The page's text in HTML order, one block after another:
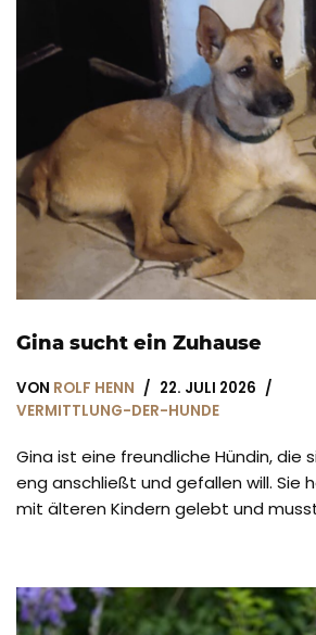
Gina sucht ein Zuhause
VON ROLF HENN
22. JULI 2026
VERMITTLUNG-DER-HUNDE
Gina ist eine freundliche Hündin, die
eng anschließt und gefallen will. Sie
mit älteren Kindern gelebt und